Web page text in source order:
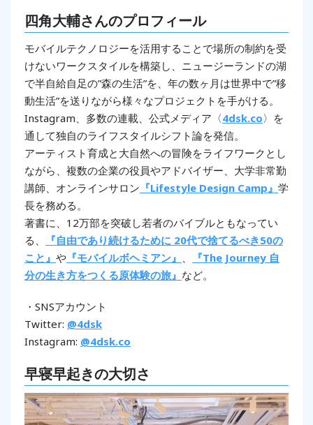
四角大輔さんのプロフィール
モバイルテクノロジーを活用することで場所の制約を受
けないワークスタイルを構築し、ニュージーランドの湖
で半自給自足の”森の生活”を、年の数ヶ月は世界中で”移
動生活”を送りながら様々なプロジェクトを手がける。
Instagram、多数の連載、公式メディア〈4dsk.co〉を
通して独自のライフスタイルシフト論を発信。
アーティスト育成と大自然への冒険をライフワークとし
ながら、複数の企業の役員やアドバイザー、大学非常勤
講師、オンラインサロン 『Lifestyle Design Camp』 学
長を務める。
著書に、12万部を突破し若者のバイブルともなってい
る、
『自由であり続けるために 20代で捨てるべき50の
こと』 や 『モバイルボヘミアン』 、
『The Journey 自
分の生き方をつくる原体験の旅』 など。
・SNSアカウント
Twitter: @4dsk
Instagram: @4dsk.co
早寝早起きの大切さ